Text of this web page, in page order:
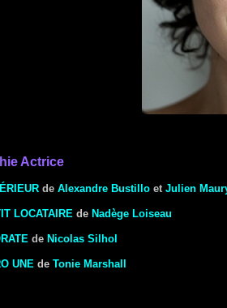
Actrice
de Alexandre Bustillo et Julien
LOCATAIRE de Nadège Loiseau
de Nicolas Silhol
UNE de Tonie Marshall